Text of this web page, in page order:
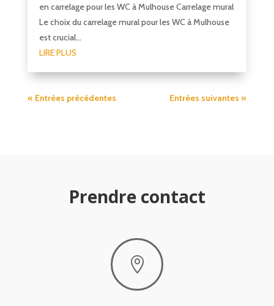
en carrelage pour les WC à Mulhouse Carrelage mural
Le choix du carrelage mural pour les WC à Mulhouse
est crucial...
LIRE PLUS
« Entrées précédentes Entrées suivantes »
Prendre contact
